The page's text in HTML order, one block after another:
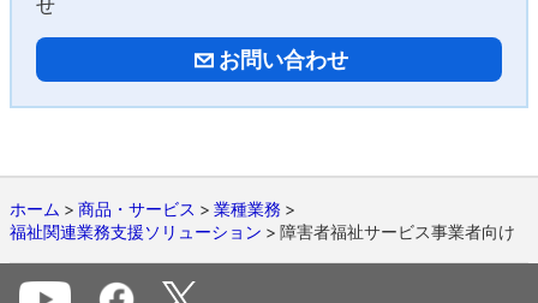
せ
お問い合わせ
ホーム 商品・サービス
業種業務
福祉関連業務支援ソリューション
障害者福祉サービス事業者向け